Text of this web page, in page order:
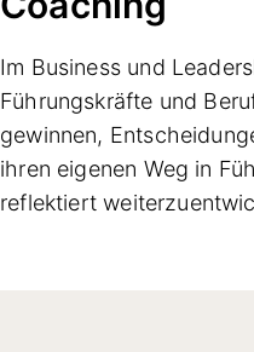
Im Business und
Führungskräfte und
gewinnen,
ihren eigenen Weg in
reflektiert